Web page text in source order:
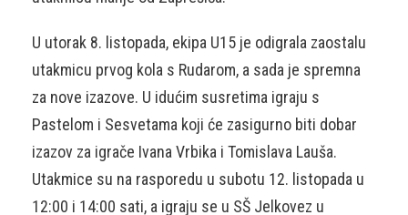
U utorak 8. listopada, ekipa U15 je odigrala zaostalu
utakmicu prvog kola s Rudarom, a sada je spremna
za nove izazove. U idućim susretima igraju s
Pastelom i Sesvetama koji će zasigurno biti dobar
izazov za igrače Ivana Vrbika i Tomislava Lauša.
Utakmice su na rasporedu u subotu 12. listopada u
12:00 i 14:00 sati, a igraju se u SŠ Jelkovez u